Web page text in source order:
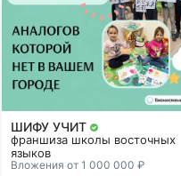
ШИФУ УЧИТ
франшиза школы восточных
языков
Вложения от 1 000 000 ₽